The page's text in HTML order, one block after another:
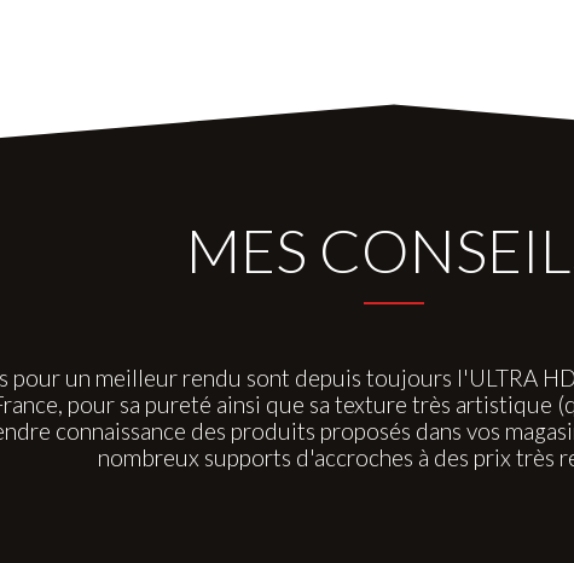
MES
pour un meilleur rendu sont depuis toujours l'ULTRA
pour sa pureté ainsi que sa texture très artistique
connaissance des produits proposés dans vos
nombreux supports d'accroches à des prix très